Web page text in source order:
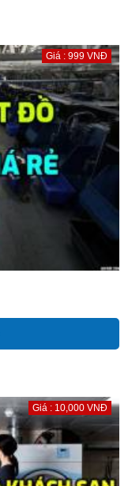
Giá : 999 VNĐ
Giá : 10,000 VNĐ